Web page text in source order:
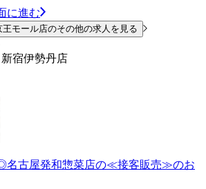
に進む
モール店のその他の求人を見る
宿伊勢丹店
名古屋発和惣菜店の≪接客販売≫のお